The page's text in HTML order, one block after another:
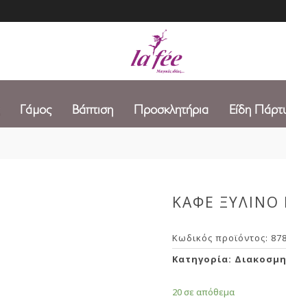
Γάμος Βάπτιση Προσκλητήρια Είδη
ΚΑΦΕ ΞΥΛΙΝΟ
Κωδικός προϊόντος:
Κατηγορία:
20 σε απόθεμα